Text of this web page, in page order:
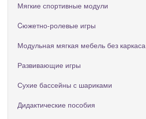
Мягкие спортивные модули
Cюжетно-ролевые игры
Модульная мягкая мебель без каркаса
Развивающие игры
Сухие бассейны с шариками
Дидактические пособия